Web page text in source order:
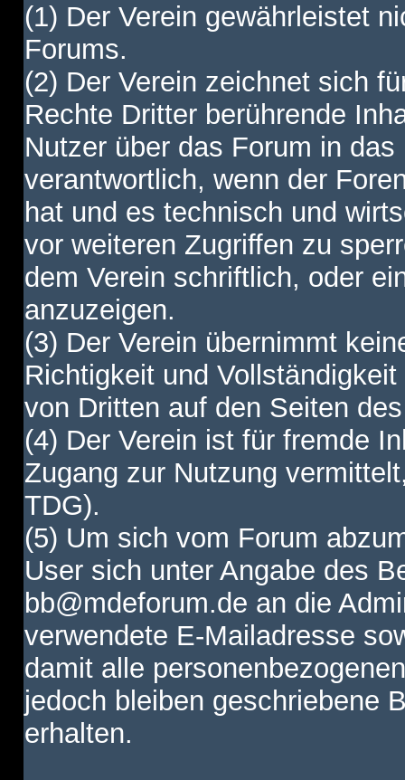
(1) Der Verein gewährleistet
Forums.
(2) Der Verein zeichnet sich
Rechte Dritter berührende
Nutzer über das Forum in
verantwortlich, wenn der
hat und es technisch und
vor weiteren Zugriffen zu
dem Verein schriftlich, oder
anzuzeigen.
(3) Der Verein übernimmt
Richtigkeit und
von Dritten auf den Seiten
(4) Der Verein ist für fremde
Zugang zur Nutzung
TDG).
(5) Um sich vom Forum
User sich unter Angabe des
bb@mdeforum.de an die
verwendete E-Mailadresse
damit alle
jedoch bleiben geschriebene
erhalten.